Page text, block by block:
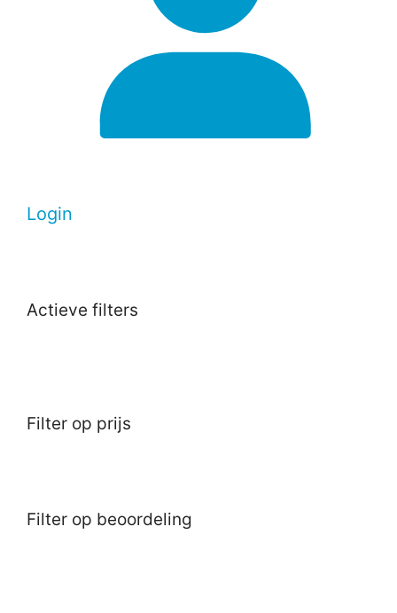
Login
Actieve filters
Filter op prijs
Filter op beoordeling